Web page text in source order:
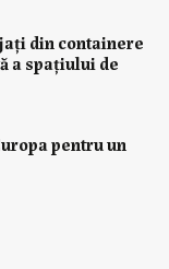
din containere
a spațiului de
pentru un